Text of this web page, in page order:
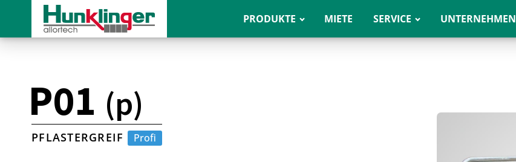
PRODUKTE MIETE SERVICE UNTERNEHMEN
P01 (p)
PFLASTERGREIF Profi